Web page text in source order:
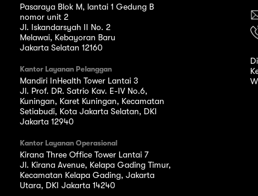
Pasaraya Blok M, lantai 1 Gedung B
nomor unit 2
Jl. Iskandarsyah II No. 2
Melawai, Kebayoran Baru
Jakarta Selatan 12160
Kantor Layanan Pelanggan
Mandiri InHealth Tower Lantai 3
Jl. Prof. DR. Satrio Kav. E-IV No.6,
Kuningan, Karet Kuningan, Kecamatan
Setiabudi, Kota Jakarta Selatan, DKI
Jakarta 12940
Kantor Layanan Operasional
Kirana Three Office Tower Lantai 7
Jl. Kirana Avenue, Kelapa Gading Timur,
Kecamatan Kelapa Gading, Jakarta
Utara, DKI Jakarta 14240